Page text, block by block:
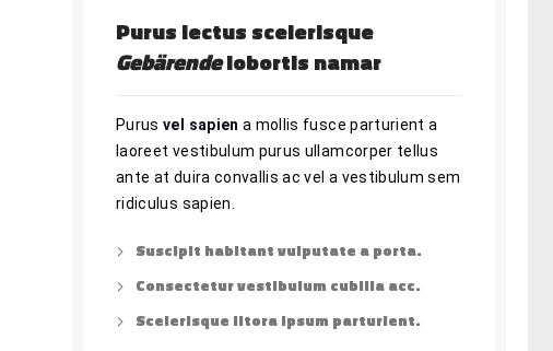
Purus lectus scelerisque
Gebärendelobortis namar
Purusvel sapien a mollis fusce parturient a
laoreet vestibulum purus ullamcorper tellus
ante at duira convallis ac vel a vestibulum sem
ridiculus sapien.
Suscipit habitant vulputate a porta.
Consectetur vestibulum cubilia acc.
Scelerisque litora ipsum parturient.